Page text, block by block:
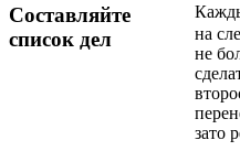
Составляйте
список дел
на
не
зато